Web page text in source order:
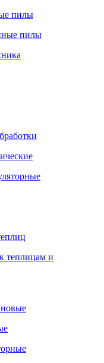
пилы
пилы
теплицам и